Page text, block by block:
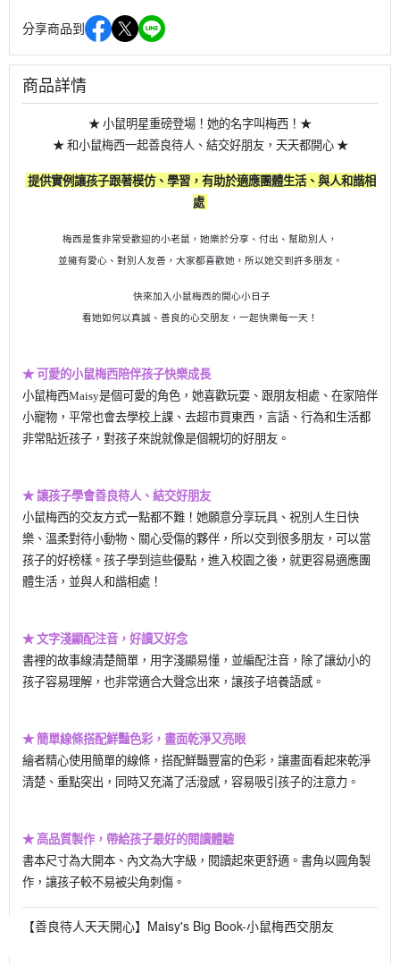
分享商品到
商品詳情
★ 小鼠明星重磅登場！她的名字叫梅西 ！ ★
★ 和小鼠梅西一起善良待人、結交好朋友，天天都開心 ★
提供實例讓孩子跟著模仿、學習，有助於適應團體生活、與人和諧相
處
梅西是隻非常受歡迎的小老鼠， 她樂於分享、付出、幫助別人，
並擁有愛心、對別人友善， 大家都喜歡她，所以她交到許多朋友。
快來加入小鼠梅西的開心小日子
看她如何以真誠、善良的心交朋友， 一起快樂每一天！
★ 可愛的小鼠梅西陪伴孩子快樂成長
小鼠梅西Maisy是個可愛的角色，她喜歡玩耍、跟朋友相處、在家陪伴
小寵物，平常也會去學校上課、去超市買東西，言語、行為和生活都
非常貼近孩子，對孩子來說就像是個親切的好朋友。
★ 讓孩子學會善良待人、結交好朋友
小鼠梅西的交友方式一點都不難！她願意分享玩具、祝別人生日快
樂、溫柔對待小動物、關心受傷的夥伴，所以交到很多朋友，可以當
孩子的好榜樣。孩子學到這些優點，進入校園之後，就更容易適應團
體生活，並與人和諧相處！
★ 文字淺顯配注音，好讀又好念
書裡的故事線清楚簡單，用字淺顯易懂，並編配注音，除了讓幼小的
孩子容易理解，也非常適合大聲念出來，讓孩子培養語感。
★ 簡單線條搭配鮮豔色彩，畫面乾淨又亮眼
繪者精心使用簡單的線條，搭配鮮豔豐富的色彩，讓畫面看起來乾淨
清楚、重點突出，同時又充滿了活潑感，容易吸引孩子的注意力。
★ 高品質製作，帶給孩子最好的閱讀體驗
書本尺寸為大開本、內文為大字級，閱讀起來更舒適。書角以圓角製
作，讓孩子較不易被尖角刺傷。
【善良待人天天開心】Maisy's Big Book-小鼠梅西交朋友